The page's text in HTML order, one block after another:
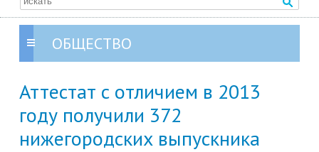
ОБЩЕСТВО
Аттестат с отличием в 2013
году получили 372
нижегородских выпускника